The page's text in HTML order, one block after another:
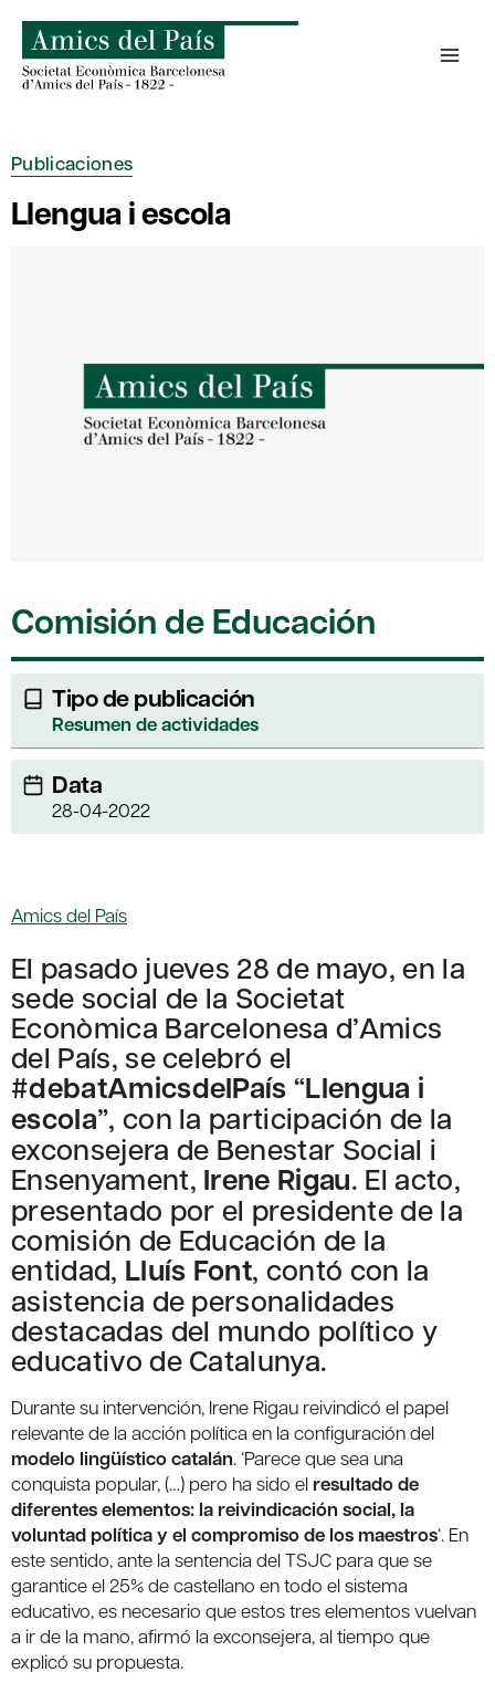
contenido
Publicaciones
Llengua i escola
Comisión de Educación
Tipo de publicación
Resumen de actividades
Data
28-04-2022
Amics del País
El pasado jueves 28 de mayo, en la
sede social de la Societat
Econòmica Barcelonesa d’Amics
del País, se celebró el
#debatAmicsdelPaís “Llengua i
escola”, con la participación de la
exconsejera de Benestar Social i
Ensenyament, Irene Rigau. El acto,
presentado por el presidente de la
comisión de Educación de la
entidad, Lluís Font, contó con la
asistencia de personalidades
destacadas del mundo político y
educativo de Catalunya.
Durante su intervención, Irene Rigau reivindicó el papel
relevante de la acción política en la configuración del
modelo lingüístico catalán. ‘Parece que sea una
conquista popular, (…) pero ha sido el resultado de
diferentes elementos: la reivindicación social, la
voluntad política y el compromiso de los maestros‘. En
este sentido, ante la sentencia del TSJC para que se
garantice el 25% de castellano en todo el sistema
educativo, es necesario que estos tres elementos vuelvan
a ir de la mano, afirmó la exconsejera, al tiempo que
explicó su propuesta.